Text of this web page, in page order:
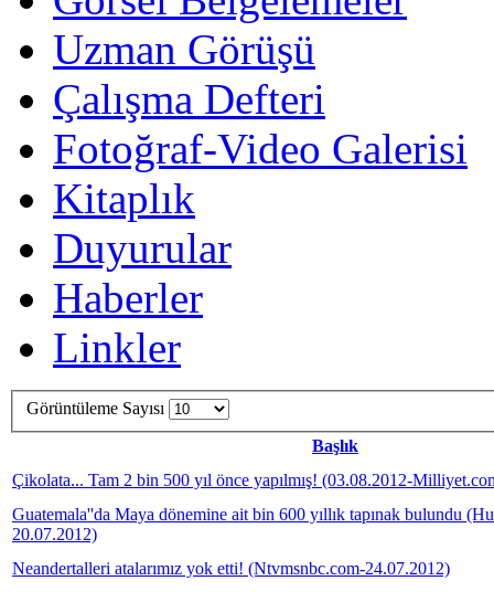
Uzman Görüşü
Çalışma Defteri
Fotoğraf-Video Galerisi
Kitaplık
Duyurular
Haberler
Linkler
Görüntüleme Sayısı
Başlık
Çikolata... Tam 2 bin 500 yıl önce yapılmış! (03.08.2012-
Guatemala''da Maya dönemine ait bin 600 yıllık tapınak bulundu
20.07.2012)
Neandertalleri atalarımız yok etti! (Ntvmsnbc.com-24.07.2012)